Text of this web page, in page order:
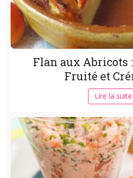
Flan aux Abricots
Fruité et
Lire la suite